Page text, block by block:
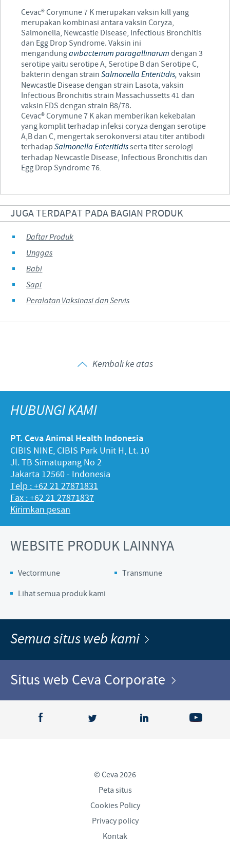
Cevac® Corymune 7 K merupakan vaksin kill yang
merupakan kombinasi antara vaksin Coryza,
Salmonella, Newcastle Disease, Infectious Bronchitis
dan Egg Drop Syndrome. Vaksin ini
mengandungavibacterium paragallinarum dengan 3
serotipe yaitu serotipe A, Serotipe B dan Serotipe C,
bakterin dengan strain Salmonella Enteritidis, vaksin
Newcastle Disease dengan strain Lasota, vaksin
Infectious Bronchitis strain Massachussetts 41 dan
vaksin EDS dengan strain B8/78.
Cevac® Corymune 7 K akan memberikan kekebalan
yang komplit terhadap infeksi coryza dengan serotipe
A,B dan C, mengertak serokonversi atau titer antibodi
terhadap Salmonella Enteritidisserta titer serologi
terhadap Newcastle Disease, Infectious Bronchitis dan
Egg Drop Syndrome 76.
JUGA TERDAPAT PADA BAGIAN PRODUK
Daftar Produk
Unggas
Babi
Sapi
Peralatan Vaksinasi dan Servis
Kembali ke atas
HUBUNGI KAMI
PT. Ceva Animal Health Indonesia
CIBIS NINE, CIBIS Park Unit H, Lt. 10
Jl. TB Simatupang No 2
Jakarta 12560 - Indonesia
Telp : +62 21 27871831
Fax : +62 21 27871837
Kirimkan pesan
WEBSITE PRODUK LAINNYA
Vectormune
Transmune
Lihat semua produk kami
Semua situs web kami
Situs web Ceva Corporate
© Ceva 2026
Peta situs
Cookies Policy
Privacy policy
Kontak